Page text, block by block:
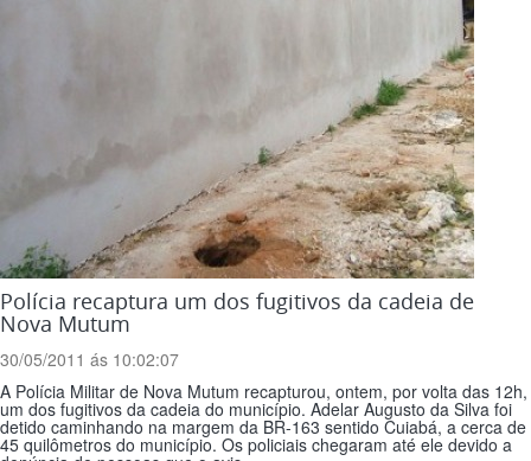
Polícia recaptura um dos fugitivos da cadeia de
Nova Mutum
30/05/2011 ás 10:02:07
A Polícia Militar de Nova Mutum recapturou, ontem, por volta das 12h,
um dos fugitivos da cadeia do município. Adelar Augusto da Silva foi
detido caminhando na margem da BR-163 sentido Cuiabá, a cerca de
45 quilômetros do município. Os policiais chegaram até ele devido a